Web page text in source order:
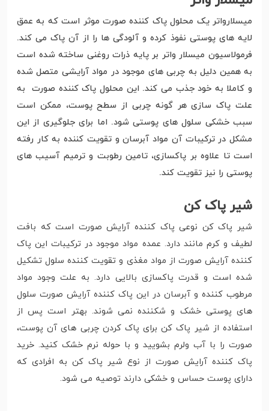
میسلارواتر یک محلول پاک کننده صورت موثر است که به عمق
لایه های پوستی نفوذ کرده و آلودگی ها را از آن پاک می کند.
فرمولاسیون میسلار واتر بر پایه ذرات روغنی ساخته شده است
به همین دلیل به چربی های موجود در مواد آرایشی متصل شده
و کاملا به خود جذب می کند. این محلول پاک کننده صورت به
علت پاک سازی هر گونه چربی از سطح پوست، ممکن است
سبب خشکی سلول های پوستی شود. اما برای جلوگیری از این
مشکل در ترکیبات آن مواد آبرسان و تقویت کننده به کار رفته
است تا علاوه بر پاکسازی، تامین رطوبت و ترمیم آسیب های
پوستی را نیز تقویت کند.
شیر پاک کن
شیر پاک کن نوعی پاک کننده آرایش صورت است که بافت
لطیف و کرم مانند دارد. عمده مواد موجود در ترکیبات این پاک
کننده آرایش صورت از مواد مغذی و تقویت کننده سلول تشکیل
شده است و قدرت پاکسازی بالایی دارد. به علت وجود مواد
مرطوب کننده و آبرسان در این پاک کننده آرایش صورت سلول
های پوستی خشک و شکننده نمی شوند. بهتر است پس از
استفاده از شیر پاک کن برای پاک کردن چربی های آن پوست،
صورت را با آب ولرم بشویید و با حوله نرم خشک کنید. خرید
پاک کننده آرایش صورت از نوع شیر پاک کن به افرادی که
دارای پوست حساس و خشکی دارند توصیه می شود.